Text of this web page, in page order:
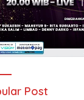
Post